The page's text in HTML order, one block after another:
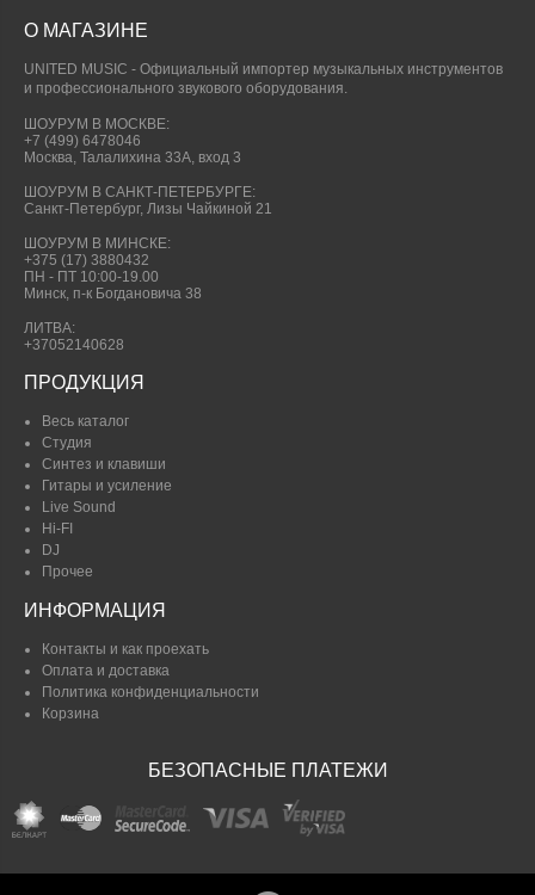
О МАГАЗИНЕ
UNITED MUSIC - Официальный импортер музыкальных инструментов
и профессионального звукового оборудования.
ШОУРУМ В МОСКВЕ:
+7 (499) 6478046
Москва, Талалихина 33А, вход 3
ШОУРУМ В САНКТ-ПЕТЕРБУРГЕ:
Санкт-Петербург, Лизы Чайкиной 21
ШОУРУМ В МИНСКЕ:
+375 (17) 3880432
ПН - ПТ 10:00-19.00
Минск, п-к Богдановича 38
ЛИТВА:
+37052140628
ПРОДУКЦИЯ
Весь каталог
Студия
Синтез и клавиши
Гитары и усиление
Live Sound
Hi-FI
DJ
Прочее
ИНФОРМАЦИЯ
Контакты и как проехать
Оплата и доставка
Политика конфиденциальности
Корзина
БЕЗОПАСНЫЕ ПЛАТЕЖИ